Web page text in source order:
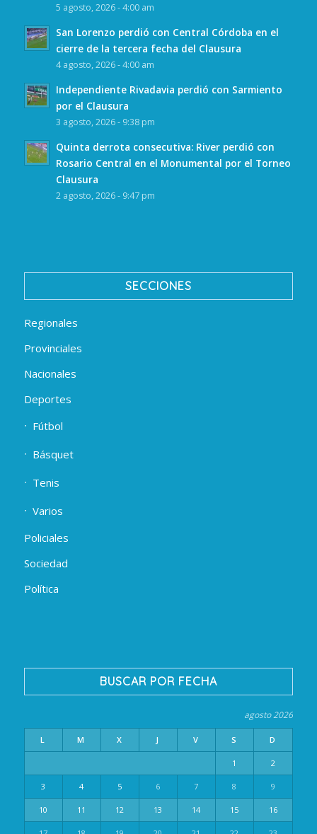
5 agosto, 2026 - 4:00 am
San Lorenzo perdió con Central Córdoba en el
cierre de la tercera fecha del Clausura
4 agosto, 2026 - 4:00 am
Independiente Rivadavia perdió con Sarmiento
por el Clausura
3 agosto, 2026 - 9:38 pm
Quinta derrota consecutiva: River perdió con
Rosario Central en el Monumental por el Torneo
Clausura
2 agosto, 2026 - 9:47 pm
SECCIONES
Regionales
Provinciales
Nacionales
Deportes
Fútbol
Básquet
Tenis
Varios
Policiales
Sociedad
Política
BUSCAR POR FECHA
agosto 2026
L M X J V S D
1 2
3 4 5 6 7 8 9
10 11 12 13 14 15 16